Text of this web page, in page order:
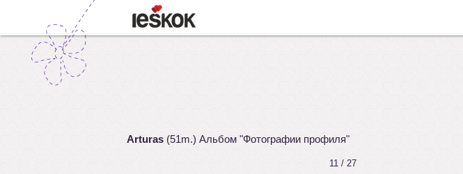
Arturas (51m.) Альбом "Фотографии профиля"
11 / 27